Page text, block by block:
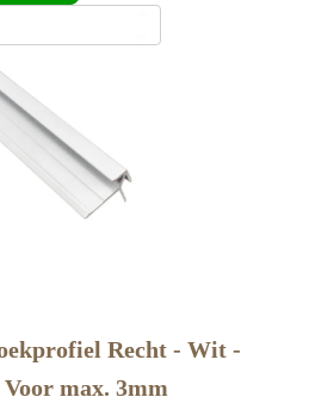
Recht - Wit -
Voor max. 3mm